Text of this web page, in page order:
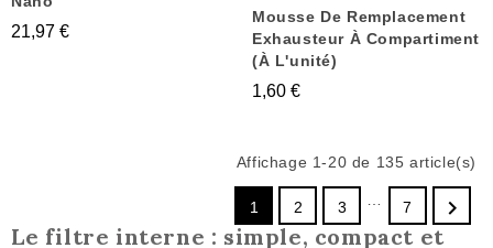
21,97 €
Mousse De Remplacement
Exhausteur À Compartiment
(à L'unité)
1,60 €
Affichage 1-20 de 135 article(s)
1 2 3 7 
Le filtre interne : simple, compact et